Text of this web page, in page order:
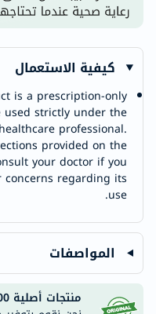
كيفية الاستعمال
is a prescription-only
strictly under the
professional.
provided on the
your doctor if you
concerns regarding its
use.
المواصفات
منتجات أصلية 100٪